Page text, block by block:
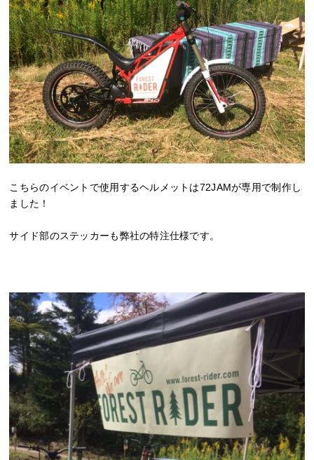
こちらのイベントで使用するヘルメットは72JAMが専用で制作し
ました！
サイド部のステッカーも弊社の特注仕様です。